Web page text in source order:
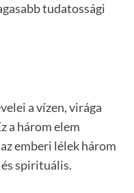
tudatossági
a vízen, virága
a három elem
emberi lélek három
spirituális.